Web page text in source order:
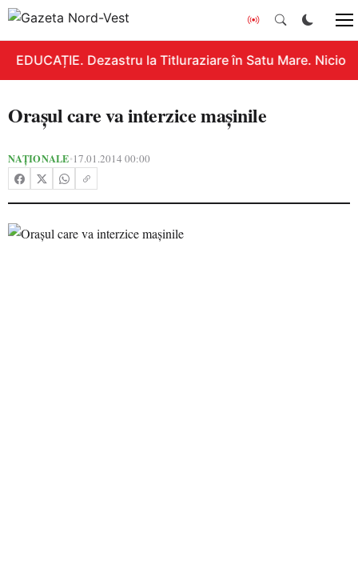
EDUCAȚIE. Dezastru la Titluraziare în Satu Mare. Nicio
Oraşul care va interzice maşinile
NAȚIONALE•17.01.2014 00:00